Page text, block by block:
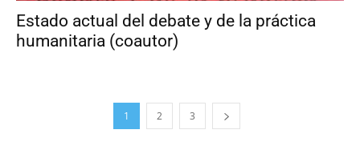
Estado actual del debate y de la práctica
humanitaria (coautor)
1 2 3